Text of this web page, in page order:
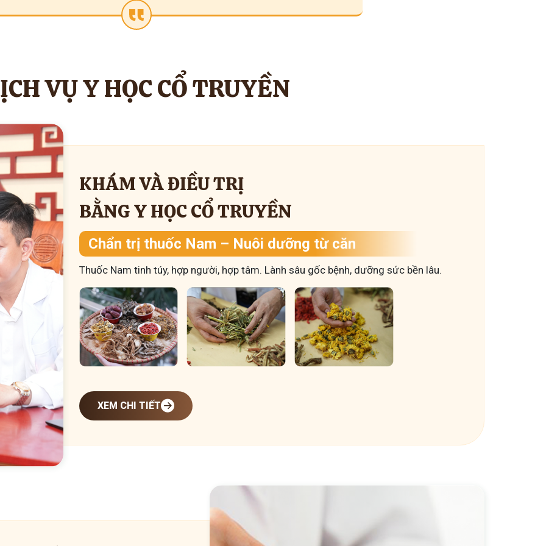
VỤ Y HỌC CỔ TRUYỀN
KHÁM VÀ ĐIỀU TRỊ
BẰNG Y HỌC CỔ TRUYỀN
Chẩn trị thuốc Nam – Nuôi dưỡng từ căn
Thuốc Nam tinh túy, hợp người, hợp tâm. Lành sâu gốc bệnh, dưỡng sức bền lâu.
XEM CHI TIẾT